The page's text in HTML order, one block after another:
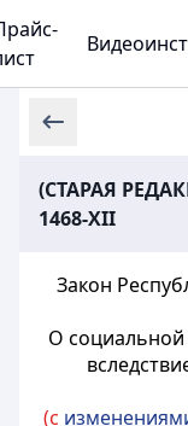
(СТАРАЯ
1468-XII
Закон
О
(с